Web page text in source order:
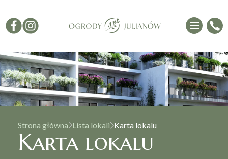
Strona główna Lista lokali Karta lokalu
Karta lokalu